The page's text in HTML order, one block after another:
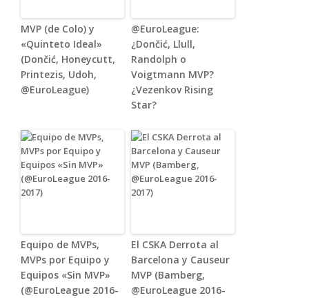
MVP (de Colo) y
«Quinteto Ideal»
(Dončić, Honeycutt,
Printezis, Udoh,
@EuroLeague)
@EuroLeague:
¿Dončić, Llull,
Randolph o
Voigtmann MVP?
¿Vezenkov Rising
Star?
Equipo de MVPs,
MVPs por Equipo y
Equipos «Sin MVP»
(@EuroLeague 2016-
El CSKA Derrota al
Barcelona y Causeur
MVP (Bamberg,
@EuroLeague 2016-